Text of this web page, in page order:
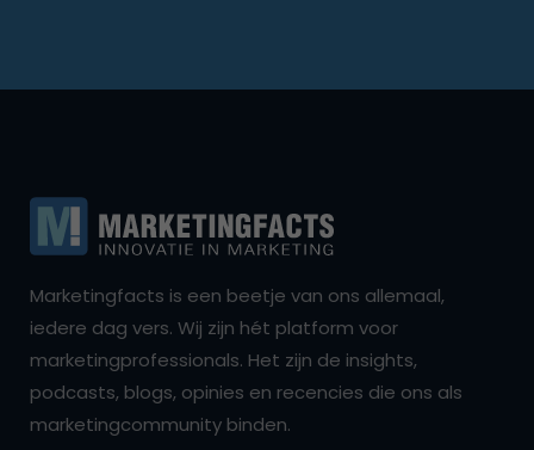
Marketingfacts is een beetje van ons allemaal,
iedere dag vers. Wij zijn hét platform voor
marketingprofessionals. Het zijn de insights,
podcasts, blogs, opinies en recencies die ons als
marketingcommunity binden.